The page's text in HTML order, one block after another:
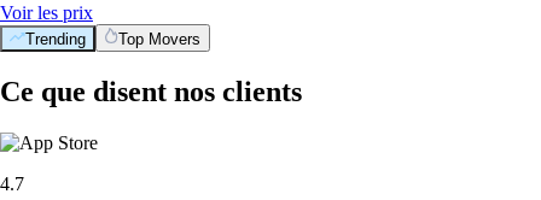
Voir les prix
Trending Top Movers
Ce que disent nos clients
4.7